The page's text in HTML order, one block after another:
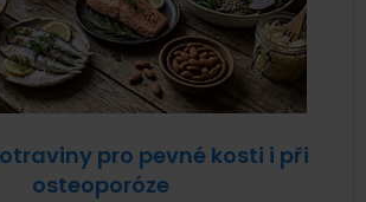
pro pevné kosti i při
osteoporóze